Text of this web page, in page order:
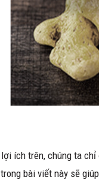
ích trên, chúng ta chỉ
bài viết này sẽ